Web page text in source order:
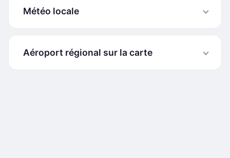
Météo locale
Aéroport régional sur la carte